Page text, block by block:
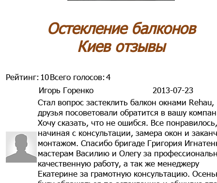
Остекление балконов
Киев отзывы
Рейтинг: 10Всего голосов:4
Игорь Горенко
2013-07-23
Стал вопрос застеклить балкон окнами Rehau,
друзья посоветовали обратится в вашу
Хочу сказать, что не ошибся. Все понравилось,
начиная с консультации, замера окон и
монтажом. Спасибо бригаде Григория
мастерам Василию и Олегу за
качественную работу, а так же менеджеру
Екатерине за грамотную консультацию.